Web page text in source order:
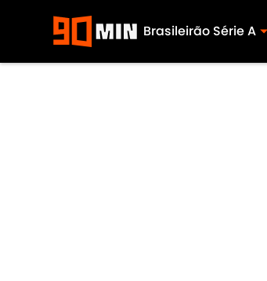
Brasileirão Série A